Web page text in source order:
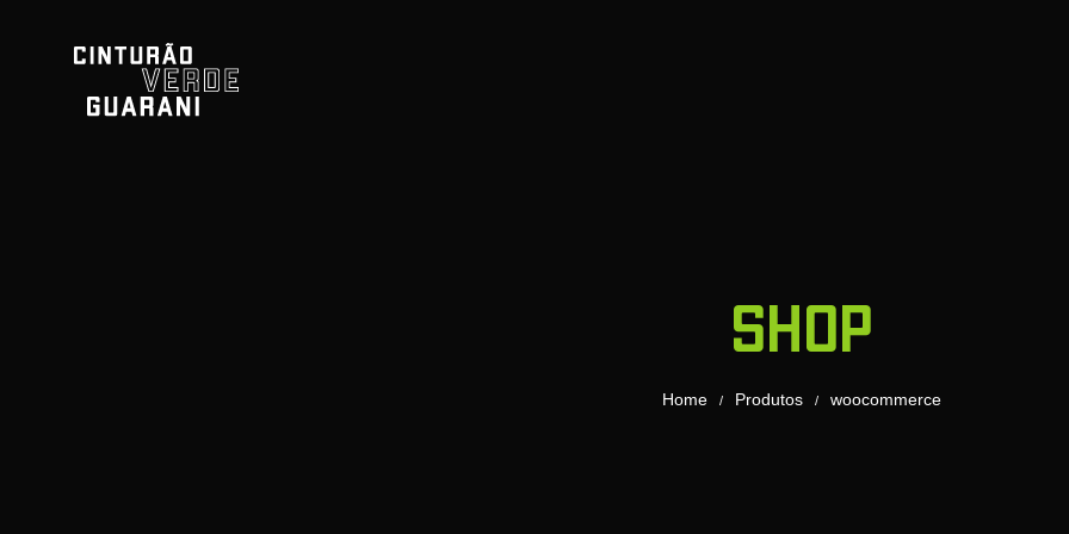
Shop
Home / Produtos / woocommerce